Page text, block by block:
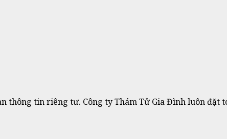
thông tin riêng tư. Công ty Thám Tử Gia Đình luôn đặt